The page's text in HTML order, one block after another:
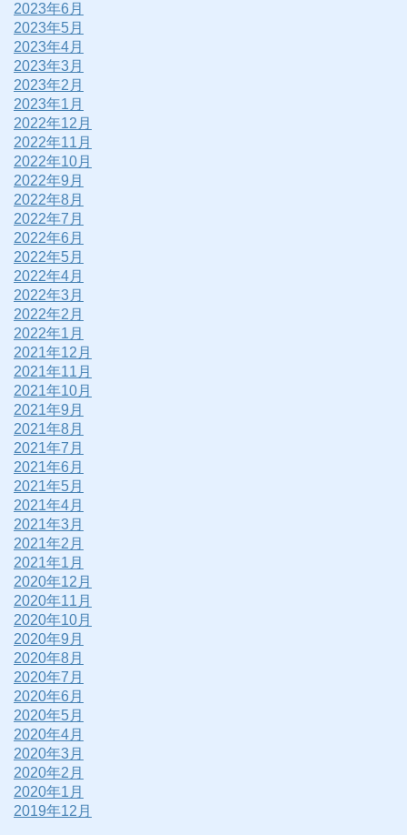
2023年6月
2023年5月
2023年4月
2023年3月
2023年2月
2023年1月
2022年12月
2022年11月
2022年10月
2022年9月
2022年8月
2022年7月
2022年6月
2022年5月
2022年4月
2022年3月
2022年2月
2022年1月
2021年12月
2021年11月
2021年10月
2021年9月
2021年8月
2021年7月
2021年6月
2021年5月
2021年4月
2021年3月
2021年2月
2021年1月
2020年12月
2020年11月
2020年10月
2020年9月
2020年8月
2020年7月
2020年6月
2020年5月
2020年4月
2020年3月
2020年2月
2020年1月
2019年12月